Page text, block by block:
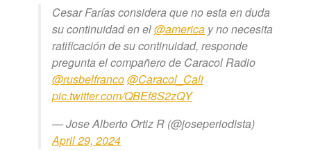
Cesar Farías considera que no esta en duda
su continuidad en el@america y no necesita
ratificación de su continuidad, responde
pregunta el compañero de Caracol Radio
@rusbelfranco@Caracol_Cali
pic.twitter.com/QBEf8S2zQY
— Jose Alberto Ortiz R (@joseperiodista)
April 29, 2024